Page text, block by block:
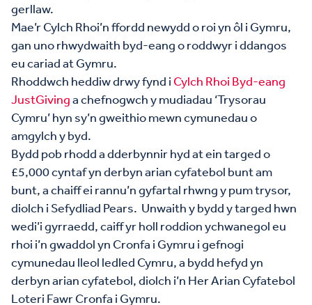
gerllaw.
Mae’r Cylch Rhoi’n ffordd newydd o roi yn ôl i Gymru,
gan uno rhwydwaith byd-eang o roddwyr i ddangos
eu cariad at Gymru.
Rhoddwch heddiw drwy fynd iCylch Rhoi Byd-eang
JustGivinga chefnogwch y mudiadau ‘Trysorau
Cymru’ hyn sy’n gweithio mewn cymunedau o
amgylch y byd.
Bydd pob rhodd a dderbynnir hyd at ein targed o
£5,000 cyntaf yn derbyn arian cyfatebol bunt am
bunt, a chaiff ei rannu’n gyfartal rhwng y pum trysor,
diolch i Sefydliad Pears. Unwaith y bydd y targed hwn
wedi’i gyrraedd, caiff yr holl roddion ychwanegol eu
rhoi i’n gwaddol yn Cronfa i Gymru i gefnogi
cymunedau lleol ledled Cymru, a bydd hefyd yn
derbyn arian cyfatebol, diolch i’n Her Arian Cyfatebol
Loteri Fawr Cronfa i Gymru.